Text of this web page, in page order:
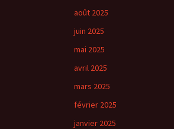
août 2025
juin 2025
mai 2025
avril 2025
mars 2025
février 2025
janvier 2025